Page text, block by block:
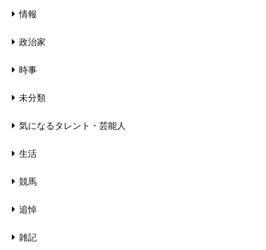
情報
政治家
時事
未分類
気になるタレント・芸能人
生活
競馬
追悼
雑記